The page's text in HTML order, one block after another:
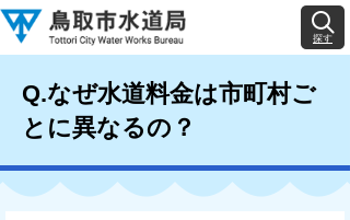
探す
Q.なぜ水道料金は市町村ご
とに異なるの？